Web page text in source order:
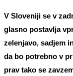
V Sloveniji se v
glasno postavlja
zelenjavo, sadjem
da bo potrebno v
prav tako se